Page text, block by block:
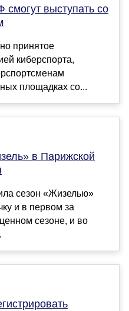
выступать со
принятое
киберспорта,
площадках со...
в Парижской
сезон «Жизелью»
и в первом за
сезоне, и во